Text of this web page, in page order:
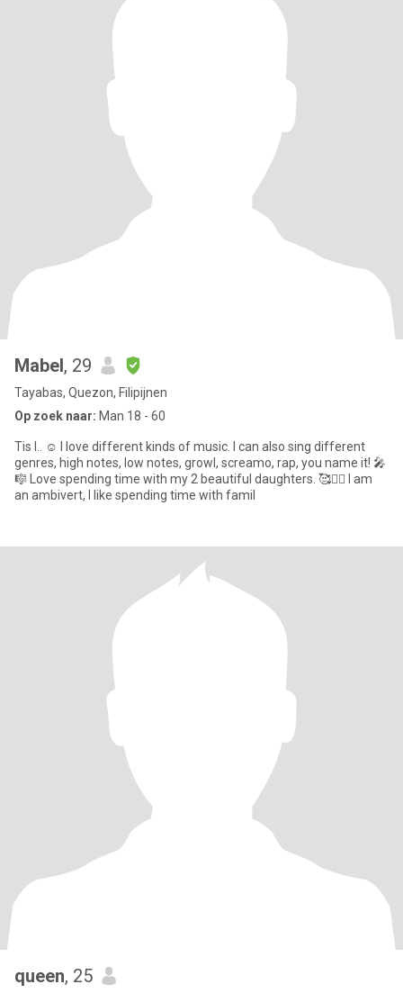
Mabel, 29
Tayabas, Quezon, Filipijnen
Op zoek naar: Man 18 - 60
Tis I.. ☺️ I love different kinds of music. I can also sing different
genres, high notes, low notes, growl, screamo, rap, you name it! 🎤
🎼 Love spending time with my 2 beautiful daughters. 🥰👯‍♀️ I am
an ambivert, I like spending time with famil
queen, 25